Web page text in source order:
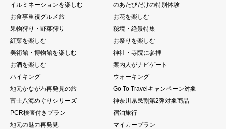
イルミネーションを楽しむ
のあたびだけの特別体験
お食事重視グルメ旅
お花を楽しむ
果物狩り・野菜狩り
秘境・絶景特集
紅葉を楽しむ
お祭りを楽しむ
美術館・博物館を楽しむ
神社・寺院に参拝
お酒を楽しむ
案内人がナビゲート
ハイキング
ウォーキング
地元かながわ再発見の旅
Go To Travelキャンペーン対象
富士八海めぐりシリーズ
神奈川県民割第2弾対象商品
PCR検査付きプラン
宿泊旅行
地元の魅力再発見
マイカープラン